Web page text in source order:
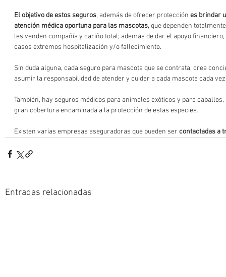
El objetivo de estos seguros, además de ofrecer protección es brindar
atención médica oportuna para las mascotas, que dependen
les venden compañía y cariño total; además de dar el apoyo
casos extremos hospitalización y/o fallecimiento.
Sin duda alguna, cada seguro para mascota que se contrata, crea
asumir la responsabilidad de atender y cuidar a cada mascota cada
También, hay seguros médicos para animales exóticos y para
gran cobertura encaminada a la protección de estas especies.
Existen varias empresas aseguradoras que pueden ser contactadas a
Entradas relacionadas